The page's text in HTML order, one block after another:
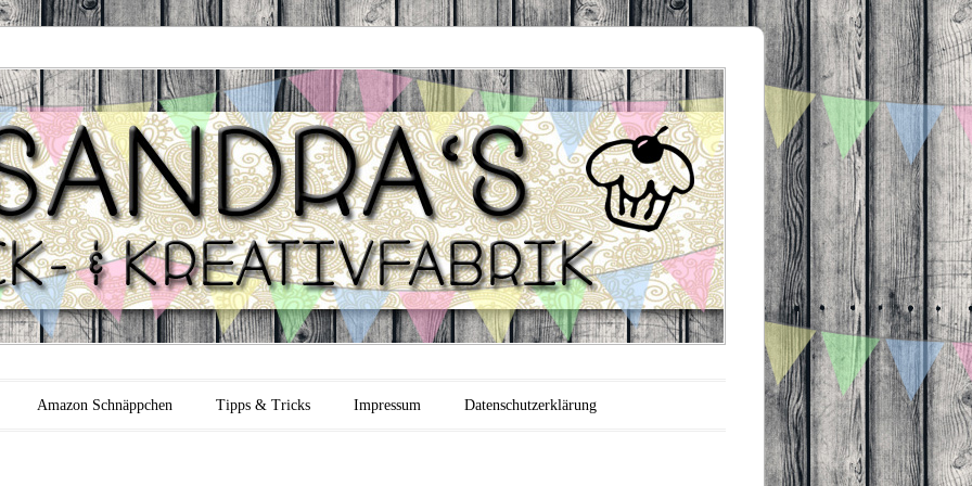
Backfabrik
Amazon Schnäppchen Tipps & Tricks Impressum Datenschutzerklärung